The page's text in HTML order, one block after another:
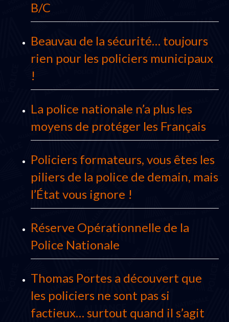
B/C
Beauvau de la sécurité… toujours
rien pour les policiers municipaux
!
La police nationale n’a plus les
moyens de protéger les Français
Policiers formateurs, vous êtes les
piliers de la police de demain, mais
l’État vous ignore !
Réserve Opérationnelle de la
Police Nationale
Thomas Portes a découvert que
les policiers ne sont pas si
factieux… surtout quand il s’agit